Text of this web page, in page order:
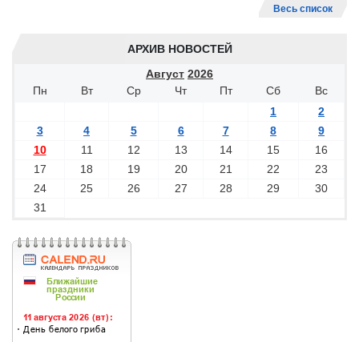
Весь список
АРХИВ НОВОСТЕЙ
Август 2026
Пн
Вт Ср Чт Пт Сб
Вс
1
2
3
4 5 6 7 8
9
10
11 12 13 14 15
16
17
18 19 20 21 22
23
24
25 26 27 28 29
30
31